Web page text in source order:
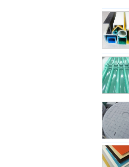
Como
Devido
e
feitos de
Os
feitos de